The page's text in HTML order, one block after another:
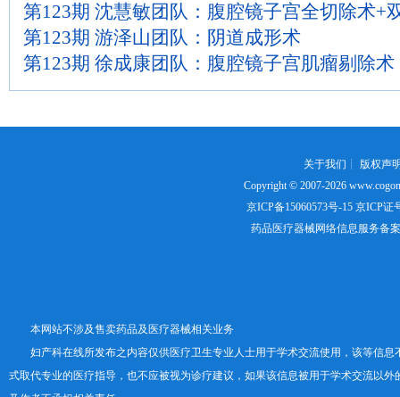
第123期 沈慧敏团队：腹腔镜子宫全切除术+
第123期 游泽山团队：阴道成形术
第123期 徐成康团队：腹腔镜子宫肌瘤剔除术
关于我们 ┊ 版权声
Copyright © 2007-2026
京ICP备15060573号-15京ICP证
药品医疗器械网络信息服务备
本网站不涉及售卖药品及医疗器械相关业务
妇产科在线所发布之内容仅供医疗卫生专业人士用于学术交流使用，该等信息
式取代专业的医疗指导，也不应被视为诊疗建议，如果该信息被用于学术交流以外